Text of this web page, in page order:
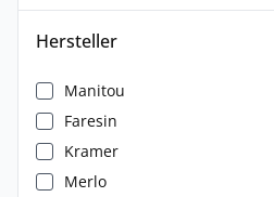
Hersteller
Manitou
Faresin
Kramer
Merlo